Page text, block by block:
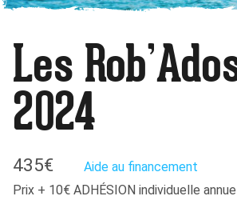
Les
2024
435€
Aide au financement
Prix + 10€ ADHÉSION individuelle